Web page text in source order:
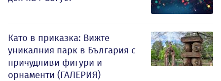
Като в приказка: Вижте
уникалния парк в България с
причудливи фигури и
орнаменти (ГАЛЕРИЯ)